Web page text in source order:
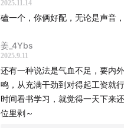
2025.11.14
磕一个，你俩好配，无论是声音
姜_4Ybs
2025.9.11
还有一种说法是气血不足，要内
鸣，从充满干劲到对得起工资就
时间看书学习，就觉得一天下来
位里剥～